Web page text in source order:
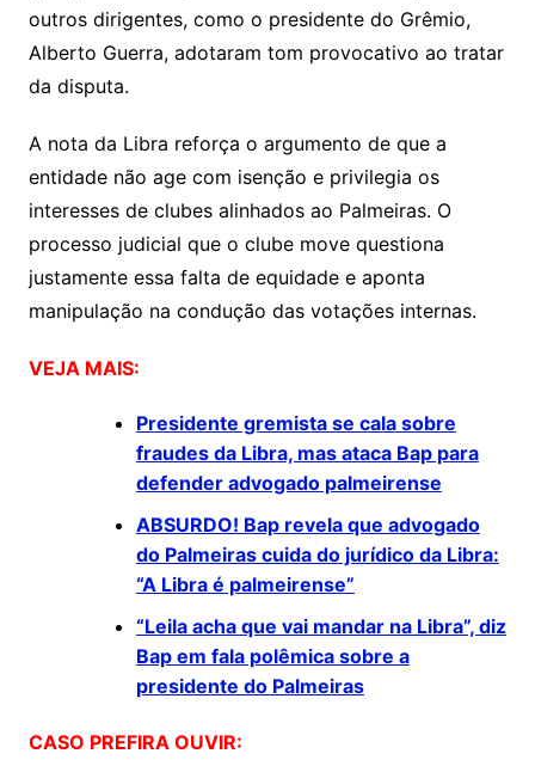
outros dirigentes, como o presidente do Grêmio,
Alberto Guerra, adotaram tom provocativo ao tratar
da disputa.
A nota da Libra reforça o argumento de que a
entidade não age com isenção e privilegia os
interesses de clubes alinhados ao Palmeiras. O
processo judicial que o clube move questiona
justamente essa falta de equidade e aponta
manipulação na condução das votações internas.
VEJA MAIS:
Presidente gremista se cala sobre
fraudes da Libra, mas ataca Bap para
defender advogado palmeirense
ABSURDO! Bap revela que advogado
do Palmeiras cuida do jurídico da Libra:
“A Libra é palmeirense”
“Leila acha que vai mandar na Libra”, diz
Bap em fala polêmica sobre a
presidente do Palmeiras
CASO PREFIRA OUVIR: